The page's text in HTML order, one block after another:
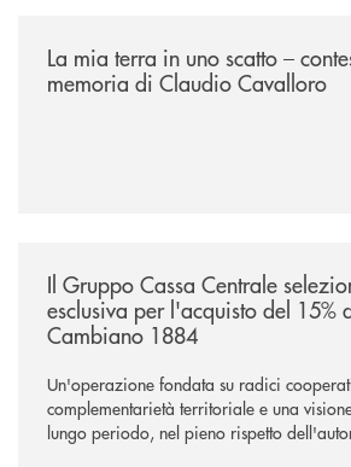
La mia terra in uno scatto –
memoria di Claudio Cavalloro
Il Gruppo Cassa Centrale
esclusiva per l'acquisto del 15%
Cambiano 1884
Un'operazione fondata su radici
complementarietà territoriale e una
lungo periodo, nel pieno rispetto